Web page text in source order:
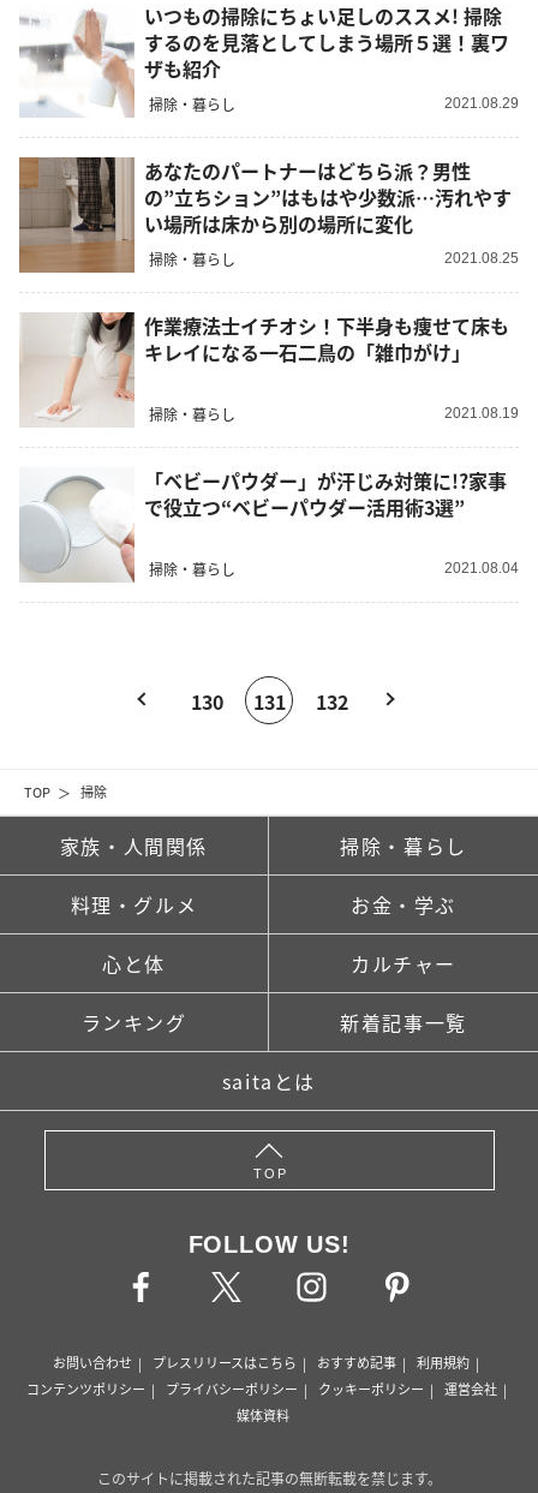
TOP 掃除
いつもの掃除にちょい足しのススメ! 掃除
するのを見落としてしまう場所５選！裏ワ
ザも紹介
掃除・暮らし 2021.08.29
あなたのパートナーはどちら派？男性
の”立ちション”はもはや少数派…汚れやす
い場所は床から別の場所に変化
掃除・暮らし 2021.08.25
作業療法士イチオシ！下半身も痩せて床も
キレイになる一石二鳥の「雑巾がけ」
掃除・暮らし 2021.08.19
「ベビーパウダー」が汗じみ対策に!?家事
で役立つ“ベビーパウダー活用術3選”
掃除・暮らし 2021.08.04
130 131 132
家族・人間関係 掃除・暮らし
料理・グルメ お金・学ぶ
心と体 カルチャー
ランキング 新着記事一覧
saitaとは
TOP
FOLLOW US!
お問い合わせ プレスリリースはこちら おすすめ記事
利用規約
コンテンツポリシー
プライバシーポリシー クッキーポリシー
運営会社
媒体資料
このサイトに掲載された記事の無断転載を禁じます。